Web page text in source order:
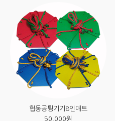
협동공튕기기8인매트
50,000원